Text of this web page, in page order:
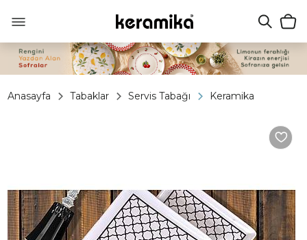
Anasayfa Tabaklar Servis Tabağı Keramika